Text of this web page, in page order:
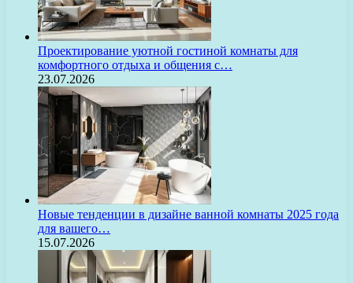
Проектирование уютной гостиной комнаты для
комфортного отдыха и общения с…
23.07.2026
Новые тенденции в дизайне ванной комнаты 2025 года
для вашего…
15.07.2026